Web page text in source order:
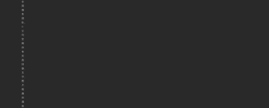
全
服
务
队。
©
公
官
所
有
页
面
版、
文
字、
片、
视